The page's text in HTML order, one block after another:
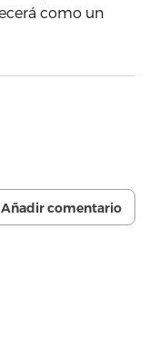
como un
Añadir comentario